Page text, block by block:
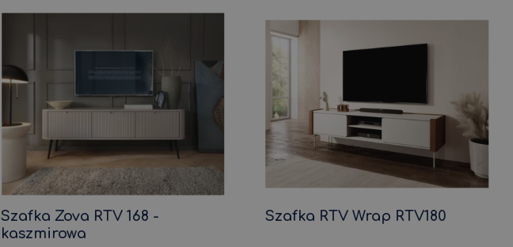
Szafka Zova RTV 168 -
kaszmirowa
Szafka RTV Wrap RTV180